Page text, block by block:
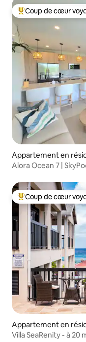
Coups de cœur
Coup de cœur
Appartement en
Alora Ocean 7 |
Coups de cœur
Coup de cœur
Appartement en
Villa SeaRenity - à 20